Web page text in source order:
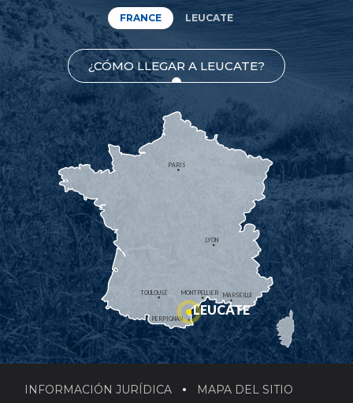
FRANCE LEUCATE
¿CÓMO LLEGAR A LEUCATE?
MONTPELLIER
PERPIGNAN
MARSEILLE
TOULOUSE
LYON
PARIS
LEUCATE
INFORMACIÓN JURÍDICA MAPA DEL SITIO